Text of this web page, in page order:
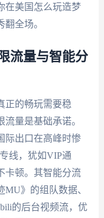
在美国怎么玩造梦
全场。
流量与智能分
正的畅玩需要稳
量是基础承诺。
际出口在高峰时惨
线，犹如VIP通
卡顿。其智能分流
》的组队数据、
的后台视频流，优